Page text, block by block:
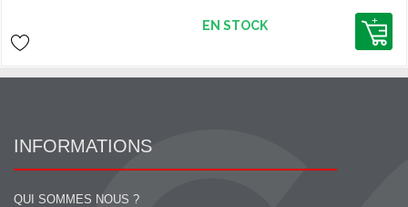
Traitors sont de qualité premium avec
un travail de peinture exceptionnel !
EN STOCK
INFORMATIONS
QUI SOMMES NOUS ?